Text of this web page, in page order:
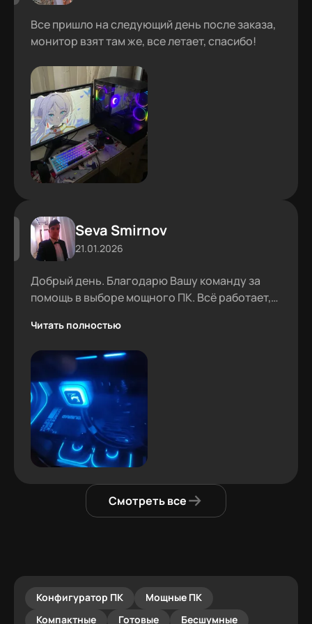
Все пришло на следующий день после заказа,
монитор взят там же, все летает, спасибо!
Seva Smirnov
21.01.2026
Добрый день. Благодарю Вашу команду за
помощь в выборе мощного ПК. Всё работает,
Читать полностью
Смотреть все
Конфигуратор ПК
Мощные ПК
Компактные
Готовые
Бесшумные